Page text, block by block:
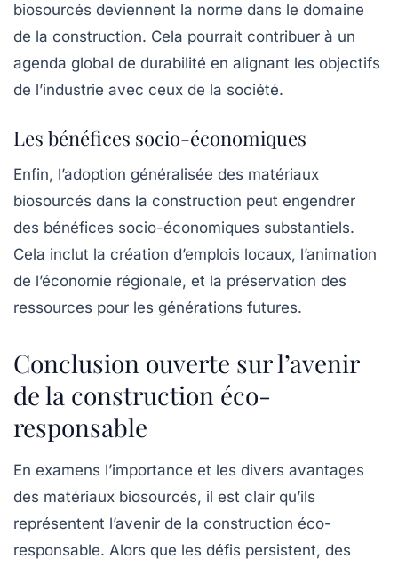
biosourcés deviennent la norme dans le domaine
de la construction. Cela pourrait contribuer à un
agenda global de durabilité en alignant les objectifs
de l’industrie avec ceux de la société.
Les bénéfices socio-économiques
Enfin, l’adoption généralisée des matériaux
biosourcés dans la construction peut engendrer
des bénéfices socio-économiques substantiels.
Cela inclut la création d’emplois locaux, l’animation
de l’économie régionale, et la préservation des
ressources pour les générations futures.
Conclusion ouverte sur l’avenir
de la construction éco-
responsable
En examens l’importance et les divers avantages
des matériaux biosourcés, il est clair qu’ils
représentent l’avenir de la construction éco-
responsable. Alors que les défis persistent, des